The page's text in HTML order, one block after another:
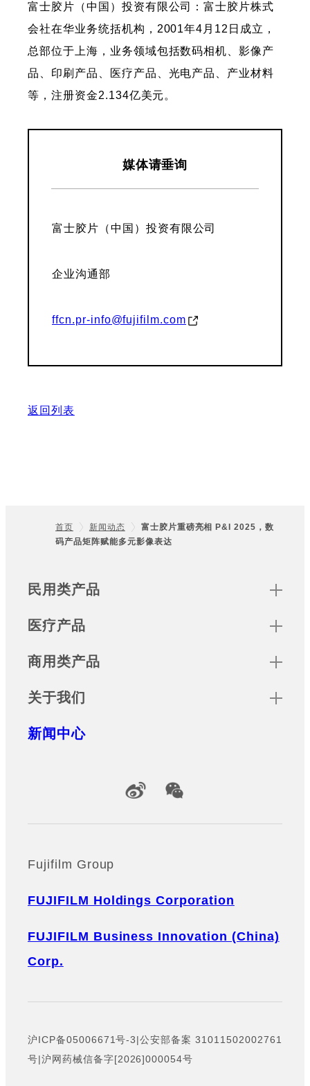
富士胶片（中国）投资有限公司：富士胶片株式
会社在华业务统括机构，2001年4月12日成立，
总部位于上海，业务领域包括数码相机、影像产
品、印刷产品、医疗产品、光电产品、产业材料
等，注册资金2.134亿美元。
媒体请垂询
富士胶片（中国）投资有限公司
企业沟通部
ffcn.pr-info@fujifilm.com
返回列表
Footer
首页 新闻动态
富士胶片重磅亮相 P&I 2025，数
码产品矩阵赋能多元影像表达
Sitemap
民用类产品
医疗产品
商用类产品
关于我们
新闻中心
Official Social Media Accounts
Fujifilm Group
FUJIFILM Holdings Corporation
FUJIFILM Business Innovation (China)
Corp.
沪ICP备05006671号-3|公安部备案 31011502002761
号|沪网药械信备字[2026]000054号